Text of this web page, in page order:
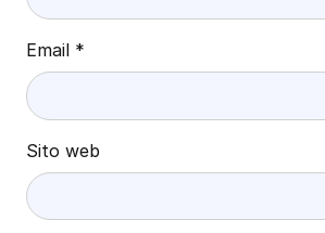
Email *
Sito web